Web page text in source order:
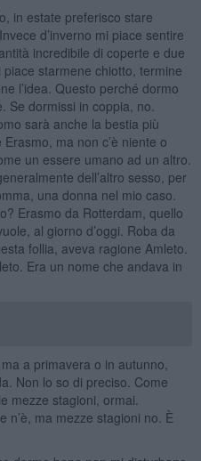
in estate preferisco stare
d’inverno mi piace sentire
incredibile di coperte e due
starmene chiotto, termine
l’idea. Questo perché dormo
Se dormissi in coppia, no.
sarà anche la bestia più
ma non c’è niente o
un essere umano ad un altro.
dell’altro sesso, per
una donna nel mio caso.
Erasmo da Rotterdam, quello
al giorno d’oggi. Roba da
follia, aveva ragione Amleto.
Era un nome che andava in
a primavera o in autunno,
Non lo so di preciso. Come
mezze stagioni, ormai.
n’è, ma mezze stagioni no. È